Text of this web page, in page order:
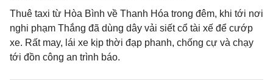
Thuê taxi từ Hòa Bình về Thanh Hóa trong đêm, khi tới nơi
nghi phạm Thắng đã dùng dây vải siết cổ tài xế để cướp
xe. Rất may, lái xe kịp thời đạp phanh, chống cự và chạy
tới đồn công an trình báo.